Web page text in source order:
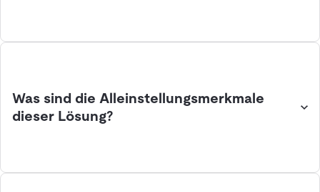
Was sind die Alleinstellungsmerkmale
dieser Lösung?